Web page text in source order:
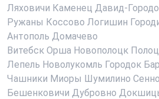
Ляховичи Каменец Давид-
Ружаны Коссово Логишин
Антополь Домачево
Витебск Орша Новополоцк
Лепель Новолукомль Городок
Чашники Миоры Шумилино Сенно
Бешенковичи Дубровно